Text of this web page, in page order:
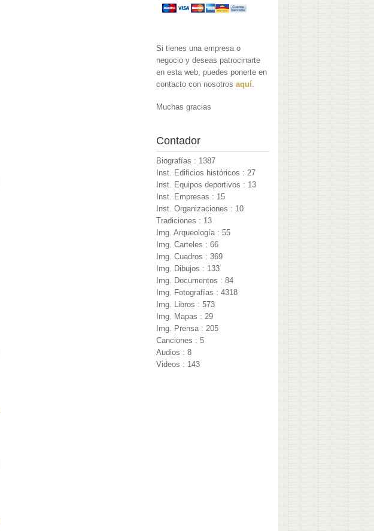
Si tienes una empresa o
negocio y deseas patrocinarte
en esta web, puedes ponerte en
contacto con nosotrosaquí.
Muchas gracias
Contador
Biografías : 1387
Inst. Edificios históricos : 27
Inst. Equipos deportivos : 13
Inst. Empresas : 15
Inst. Organizaciones : 10
Tradiciones : 13
Img. Arqueología : 55
Img. Carteles : 66
Img. Cuadros : 369
Img. Dibujos : 133
Img. Documentos : 84
Img. Fotografías : 4318
Img. Libros : 573
Img. Mapas : 29
Img. Prensa : 205
Canciones : 5
Audios : 8
Videos : 143